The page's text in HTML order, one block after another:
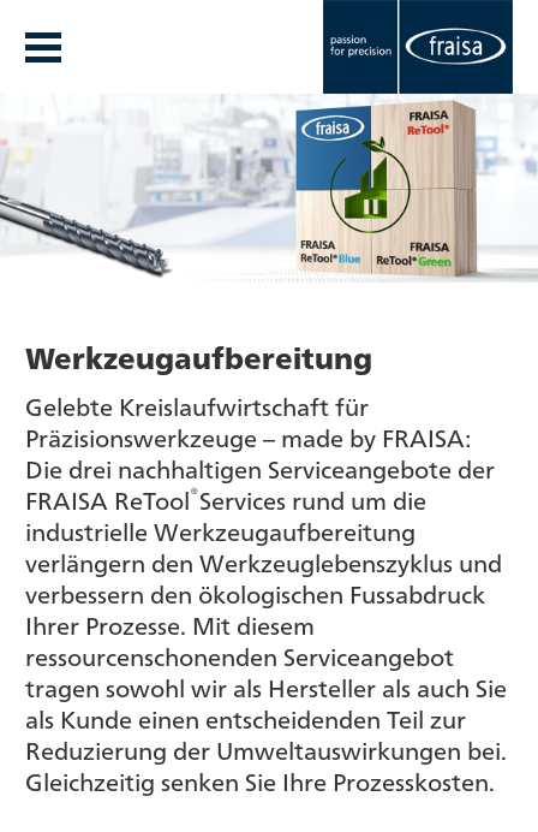
Werkzeugaufbereitung
Gelebte Kreislaufwirtschaft für
Präzisionswerkzeuge – made by FRAISA:
Die drei nachhaltigen Serviceangebote der
FRAISA ReTool®Services rund um die
industrielle Werkzeugaufbereitung
verlängern den Werkzeuglebenszyklus und
verbessern den ökologischen Fussabdruck
Ihrer Prozesse. Mit diesem
ressourcenschonenden Serviceangebot
tragen sowohl wir als Hersteller als auch Sie
als Kunde einen entscheidenden Teil zur
Reduzierung der Umweltauswirkungen bei.
Gleichzeitig senken Sie Ihre Prozesskosten.